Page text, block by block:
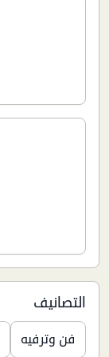
التصانيف
فن وترفيه